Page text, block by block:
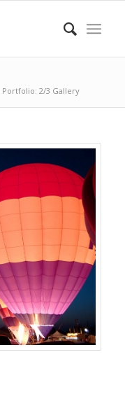
Portfolio: 2/3 Gallery